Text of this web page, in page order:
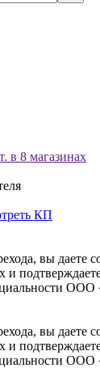
в 8 магазинах
КП
вы даете
ООО
вы даете
ООО